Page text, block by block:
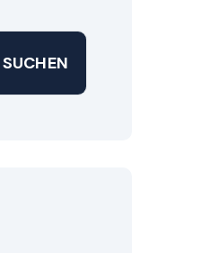
SUCHEN